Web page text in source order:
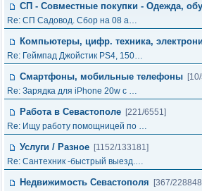
СП - Совместные покупки - Одежда,
Re: СП Садовод. Сбор на 08 а…
Компьютеры, цифр. техника,
Re: Геймпад Джoйcтик PS4, 150…
Смартфоны, мобильные телефоны
Re: Зарядка для iPhone 20w с …
Работа в Севастополе [221/6551]
Re: Ищу работу помощницей по …
Услуги / Разное [1152/133181]
Re: Сантехник -быстрый выезд.…
Недвижимость Севастополя
[367/